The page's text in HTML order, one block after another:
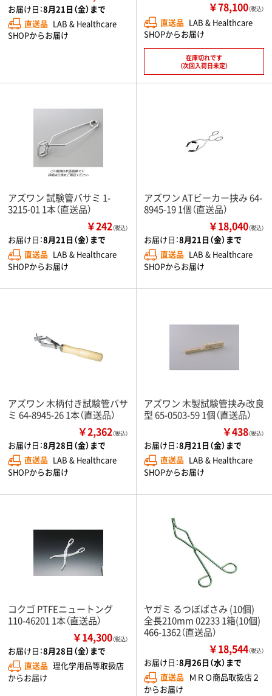
お届け日：8月21日（金）まで
直送品 LAB & Healthcare
SHOPからお届け
￥78,100（税込）
直送品 LAB & Healthcare
SHOPからお届け
在庫切れです
（次回入荷日未定）
アズワン 試験管バサミ 1-
3215-01 1本（直送品）
￥242（税込）
お届け日：8月21日（金）まで
直送品 LAB & Healthcare
SHOPからお届け
アズワン ATビーカー挟み 64-
8945-19 1個（直送品）
￥18,040（税込）
お届け日：8月21日（金）まで
直送品 LAB & Healthcare
SHOPからお届け
アズワン 木柄付き試験管バサ
ミ 64-8945-26 1本（直送品）
￥2,362（税込）
お届け日：8月28日（金）まで
直送品 LAB & Healthcare
SHOPからお届け
アズワン 木製試験管挟み改良
型 65-0503-59 1個（直送品）
￥438（税込）
お届け日：8月21日（金）まで
直送品 LAB & Healthcare
SHOPからお届け
コクゴ PTFEニュートング
110-46201 1本（直送品）
￥14,300（税込）
お届け日：8月28日（金）まで
直送品 理化学用品等取扱店
からお届け
ヤガミ るつぼばさみ (10個)
全長210mm 02233 1箱(10個)
466-1362（直送品）
￥18,544（税込）
お届け日：8月26日（水）まで
直送品 ＭＲＯ商品取扱店２
からお届け